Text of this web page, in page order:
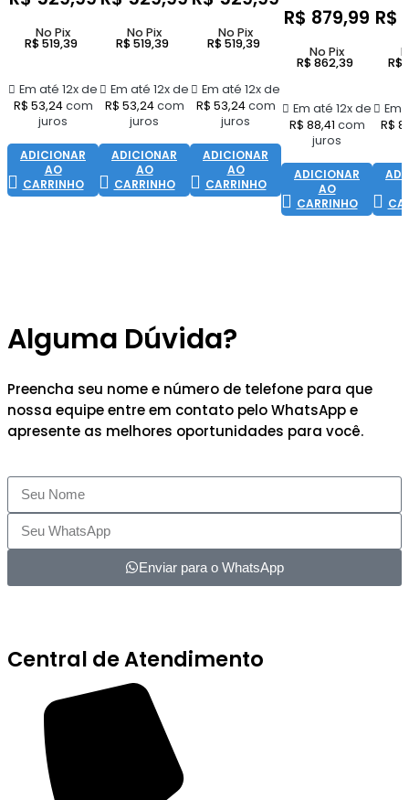
Em até 12x de
R$ 53,24com
juros
No Pix
R$519,39
ADICIONAR
AO
CARRINHO
Em até 12x de
R$ 53,24com
juros
No Pix
R$519,39
ADICIONAR
AO
CARRINHO
Em até 12x de
R$ 53,24com
juros
No Pix
R$519,39
ADICIONAR
AO
CARRINHO
R$ 879,99
Em até 12x de
R$ 88,41 com
juros
No Pix
R$862,39
ADICIONAR
AO
CARRINHO
R$
Em
R$
R$
Alguma Dúvida?
Preencha seu nome e número de telefone para que
nossa equipe entre em contato pelo WhatsApp e
apresente as melhores oportunidades para você.
Enviar para o WhatsApp
Central de Atendimento